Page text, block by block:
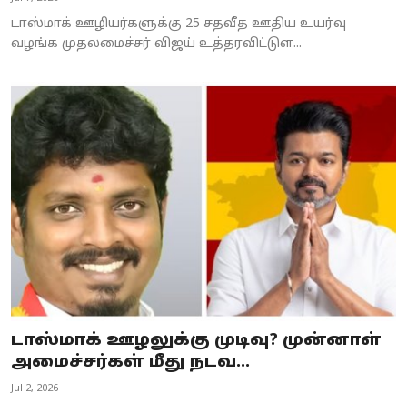
டாஸ்மாக் ஊழியர்களுக்கு 25 சதவீத ஊதிய உயர்வு
வழங்க முதலமைச்சர் விஜய் உத்தரவிட்டுள...
டாஸ்மாக் ஊழலுக்கு முடிவு? முன்னாள்
அமைச்சர்கள் மீது நடவ...
Jul 2, 2026